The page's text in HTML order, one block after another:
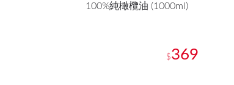
100%純橄欖油 (1000ml)
$369